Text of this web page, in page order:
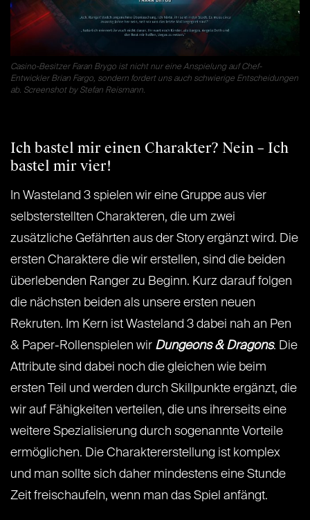
Casino-Besitzer Faran Brygo ist nicht nur eine Anspielung auf Chef-
Entwickler Brian Fargo, sondern fordert uns auch schwierige Entscheidungen
ab. Screenshot by Stefan Reismann.
Ich bastel mir einen Charakter? Nein – Ich
bastel mir vier!
In Wasteland 3 spielen wir eine Gruppe aus vier
selbsterstellten Charakteren, die um zwei
zusätzliche Gefährten aus der Story ergänzt wird. Die
ersten Charaktere die wir erstellen, sind die beiden
überlebenden Ranger zu Beginn. Kurz darauf folgen
die nächsten beiden als unsere ersten neuen
Rekruten. Im Kern ist Wasteland 3 dabei nah an Pen
& Paper-Rollenspielen wir Dungeons & Dragons. Die
Attribute sind dabei noch die gleichen wie beim
ersten Teil und werden durch Skillpunkte ergänzt, die
wir auf Fähigkeiten verteilen, die uns ihrerseits eine
weitere Spezialisierung durch sogenannte Vorteile
ermöglichen. Die Charaktererstellung ist komplex
und man sollte sich daher mindestens eine Stunde
Zeit freischaufeln, wenn man das Spiel anfängt.